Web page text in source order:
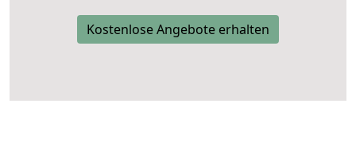
Kostenlose Angebote erhalten